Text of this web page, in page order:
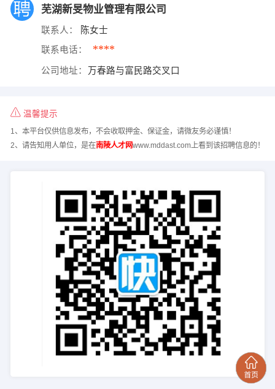
芜湖新旻物业管理有限公司
联系人： 陈女士
联系电话： ****
公司地址： 万春路与富民路交叉口
温馨提示
1、本平台仅供信息发布，不会收取押金、保证金，请微友务必谨慎！
2、请告知用人单位，是在南陵人才网www.mddast.com上看到该招聘信息的！